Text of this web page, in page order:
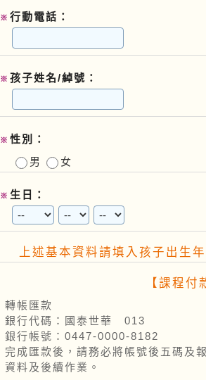
※ 行動電話：
※ 孩子姓名/綽號：
※ 性別：
男
女
※ 生日：
上述基本資料請填入孩子出生
【課程付
轉帳匯款
銀行代碼：國泰世華 013
銀行帳號：0447-0000-8182
完成匯款後，請務必將帳號後五碼及
資料及後續作業。